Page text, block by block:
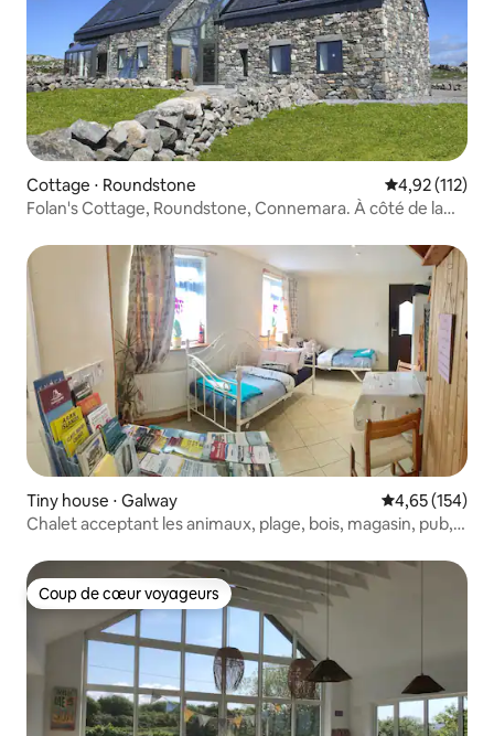
Cottage ⋅ Roundstone Évaluation
4,92 (112)
Folan's Cottage, Roundstone, Connemara. À côté de la
Tiny house ⋅ Galway Évaluation
4,65 (154)
Chalet acceptant les animaux, plage, bois, magasin, pub,
Coup de cœur voyageurs
Coup de cœur voyageurs